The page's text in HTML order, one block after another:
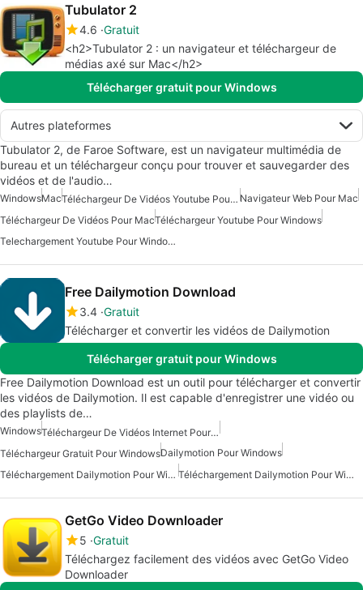
Tubulator 2
4.6 Gratuit
<h2>Tubulator 2 : un navigateur et téléchargeur de
médias axé sur Mac</h2>
Télécharger gratuit pour Windows
Autres plateformes
Tubulator 2, de Faroe Software, est un navigateur multimédia de
bureau et un téléchargeur conçu pour trouver et sauvegarder des
vidéos et de l'audio…
WindowsMac Téléchargeur De Vidéos Youtube Pour Windows Navigateur Web Pour Mac
Téléchargeur De Vidéos Pour MacTéléchargeur Youtube Pour Windows
Telechargement Youtube Pour Windows
Free Dailymotion Download
3.4 Gratuit
Télécharger et convertir les vidéos de Dailymotion
Télécharger gratuit pour Windows
Free Dailymotion Download est un outil pour télécharger et convertir
les vidéos de Dailymotion. Il est capable d'enregistrer une vidéo ou
des playlists de…
Windows
Téléchargeur De Vidéos Internet Pour Windows
Téléchargeur Gratuit Pour WindowsDailymotion Pour Windows
Téléchargement Dailymotion Pour Windows
Téléchargement Dailymotion Pour Windows 7
GetGo Video Downloader
5 Gratuit
Téléchargez facilement des vidéos avec GetGo Video
Downloader